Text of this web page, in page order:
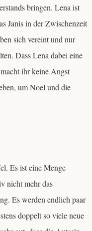
bringen. Lena ist
Janis in der Zwischenzeit
sich vereint und nur
Dass Lena dabei eine
ihr keine Angst
um Noel und die
Es ist eine Menge
nicht mehr das
Es werden endlich paar
doppelt so viele neue